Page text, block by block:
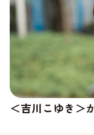
＜吉川こゆき＞